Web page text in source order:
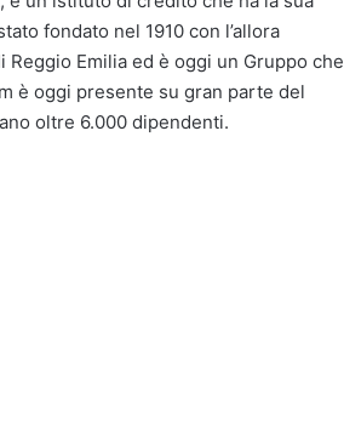
fondato nel 1910 con l’allora
Emilia ed è oggi un Gruppo che
è oggi presente su gran parte del
oltre 6.000 dipendenti.